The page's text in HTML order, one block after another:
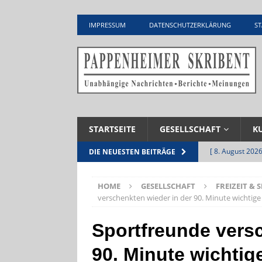
IMPRESSUM DATENSCHUTZERKLÄRUNG
STARTSEITE GESELLSCHAFT
DIE NEUESTEN BEITRÄGE [ 8. August
[ 7. August
[ 5. August
HOME GESELLSCHAFT FREIZEIT &
verschenkten wieder in der 90. Minute
Sportfreunde
90. Minute